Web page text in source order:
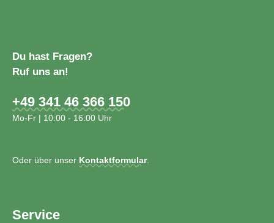
Du hast Fragen?
Ruf uns an!
+49 341 46 366 150
Mo-Fr | 10:00 - 16:00 Uhr
Oder über unser Kontaktformular.
Service